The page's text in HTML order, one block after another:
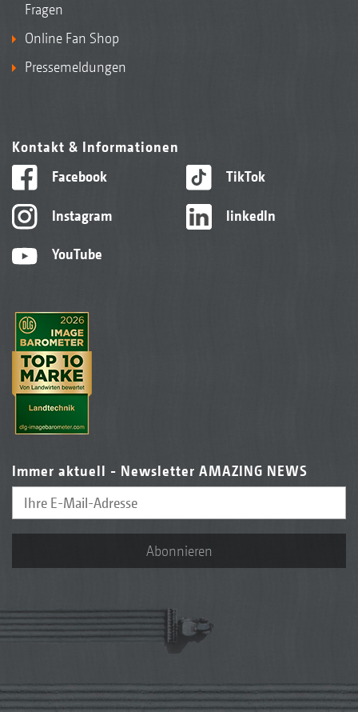
Fragen
Online Fan Shop
Pressemeldungen
Kontakt & Informationen
Facebook
Instagram
YouTube
TikTok
linkedIn
Immer aktuell - Newsletter AMAZING NEWS
Abonnieren